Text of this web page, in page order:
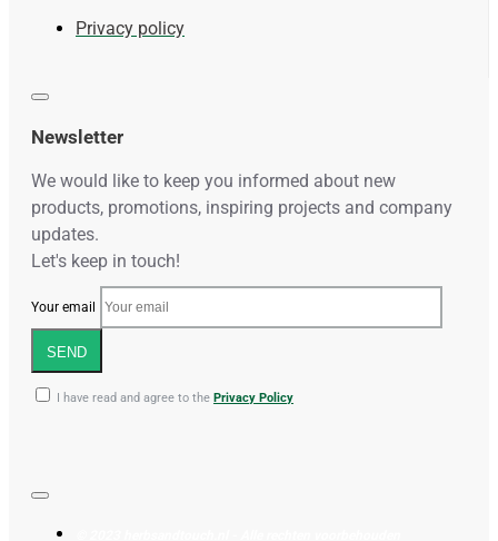
Privacy policy
Newsletter
We would like to keep you informed about new
products, promotions, inspiring projects and company
updates.
Let's keep in touch!
Your email
SEND
I have read and agree to the Privacy Policy